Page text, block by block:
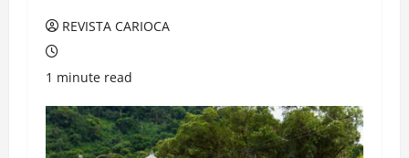
REVISTA CARIOCA
1 minute read